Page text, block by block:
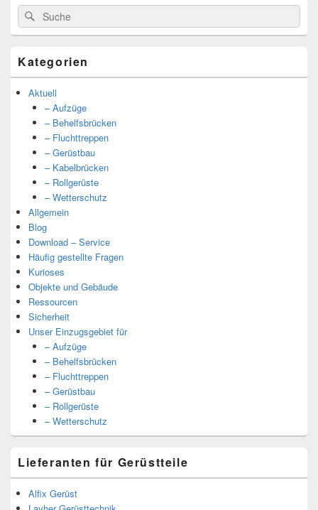
Suche
nach:
Suche
Kategorien
Aktuell
– Aufzüge
– Behelfsbrücken
– Fluchttreppen
– Gerüstbau
– Kabelbrücken
– Rollgerüste
– Wetterschutz
Allgemein
Blog
Download – Service
Häufig gestellte Fragen
Kurioses
Objekte und Gebäude
Ressourcen
Sicherheit
Unser Einzugsgebiet für
– Aufzüge
– Behelfsbrücken
– Fluchttreppen
– Gerüstbau
– Rollgerüste
– Wetterschutz
Lieferanten für Gerüstteile
Alfix Gerüst